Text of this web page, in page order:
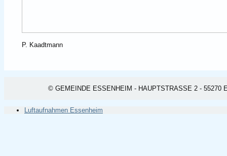
P. Kaadtmann
© GEMEINDE ESSENHEIM - HAUPTSTRASSE 2 - 55270
Luftaufnahmen Essenheim